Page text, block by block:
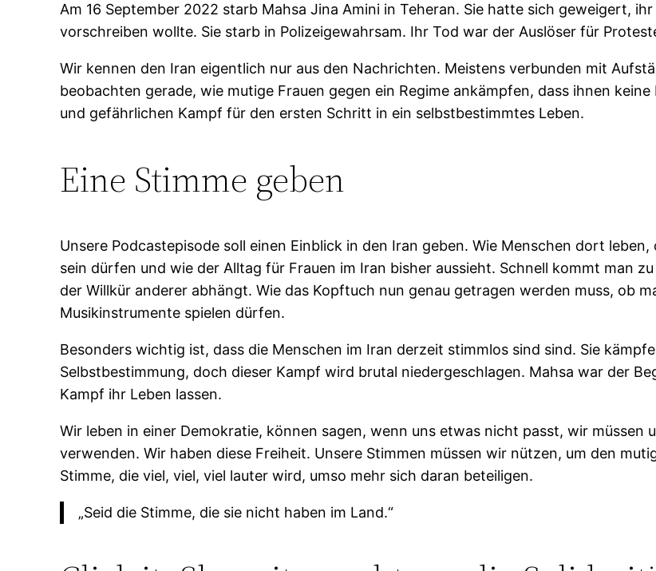
Am 16 September 2022 starb Mahsa Jina Amini in Teheran. Sie hatte sich geweigert,
vorschreiben wollte. Sie starb in Polizeigewahrsam. Ihr Tod war der Auslöser für
Wir kennen den Iran eigentlich nur aus den Nachrichten. Meistens verbunden mit
beobachten gerade, wie mutige Frauen gegen ein Regime ankämpfen, dass ihnen
und gefährlichen Kampf für den ersten Schritt in ein selbstbestimmtes Leben.
Eine Stimme geben
Unsere Podcastepisode soll einen Einblick in den Iran geben. Wie Menschen dort
sein dürfen und wie der Alltag für Frauen im Iran bisher aussieht. Schnell kommt man
der Willkür anderer abhängt. Wie das Kopftuch nun genau getragen werden muss, ob
Musikinstrumente spielen dürfen.
Besonders wichtig ist, dass die Menschen im Iran derzeit stimmlos sind sind. Sie
Selbstbestimmung, doch dieser Kampf wird brutal niedergeschlagen. Mahsa war der
Kampf ihr Leben lassen.
Wir leben in einer Demokratie, können sagen, wenn uns etwas nicht passt, wir müssen
verwenden. Wir haben diese Freiheit. Unsere Stimmen müssen wir nützen, um den
Stimme, die viel, viel, viel lauter wird, umso mehr sich daran beteiligen.
„Seid die Stimme, die sie nicht haben im Land.“